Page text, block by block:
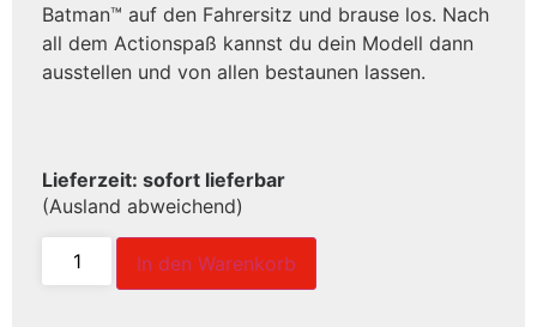
Batman™ auf den Fahrersitz und brause los. Nach
all dem Actionspaß kannst du dein Modell dann
ausstellen und von allen bestaunen lassen.
Lieferzeit: sofort lieferbar
(Ausland abweichend)
In den Warenkorb